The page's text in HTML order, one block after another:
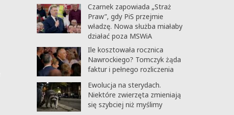
Czarnek zapowiada „Straż
Praw”, gdy PiS przejmie
władzę. Nowa służba miałaby
działać poza MSWiA
Ile kosztowała rocznica
Nawrockiego? Tomczyk żąda
faktur i pełnego rozliczenia
Ewolucja na sterydach.
Niektóre zwierzęta zmieniają
się szybciej niż myślimy